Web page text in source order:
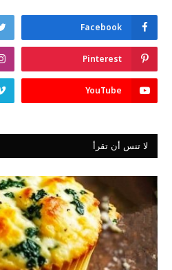
Facebook
Pinterest
YouTube
لا تنس أن تقرأ